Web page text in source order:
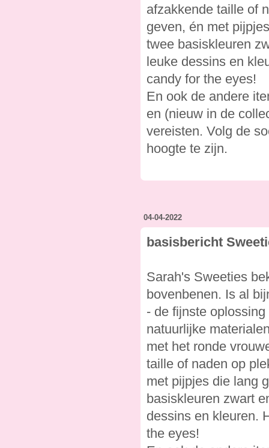
afzakkende taille of
geven, én met
twee basiskleuren
leuke dessins en
candy for the eyes!
En ook de andere
en (nieuw in de
vereisten. Volg de
hoogte te zijn.
04-04-2022
basisbericht
Sarah's Sweeties
bovenbenen. Is al
- de fijnste
natuurlijke
met het ronde
taille of naden op
met pijpjes die lang
basiskleuren zwart
dessins en kleuren.
the eyes!